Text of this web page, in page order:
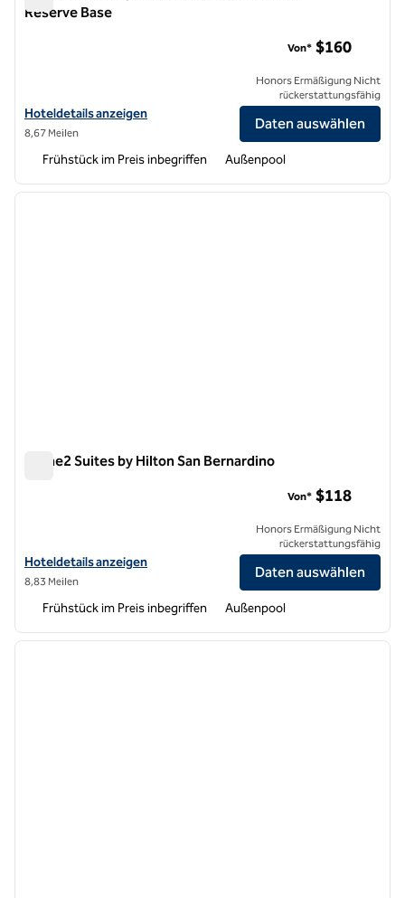
Reserve Base
Hoteldetails für Home2 Suites by Hilton Riverside March Air Reserve
Hoteldetails anzeigen
8,67 Meilen
Von* $160
Honors Ermäßigung Nicht
rückerstattungsfähig
Daten auswählen
Frühstück im Preis inbegriffen Außenpool
1 von 12
Home2 Suites by Hilton San Bernardino
Hoteldetails für Home2 Suites by Hilton San Bernardino anzeigen
Hoteldetails anzeigen
8,83 Meilen
Von* $118
Honors Ermäßigung Nicht
rückerstattungsfähig
Daten auswählen
Frühstück im Preis inbegriffen Außenpool
1 von 12